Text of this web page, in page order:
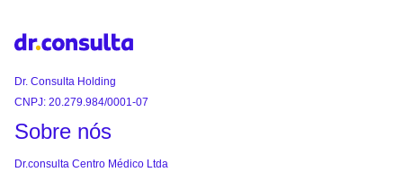
Dr. Consulta Holding
CNPJ: 20.279.984/0001-07
Sobre nós
Dr.consulta Centro Médico Ltda